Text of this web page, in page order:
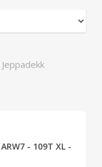
- 109T XL -